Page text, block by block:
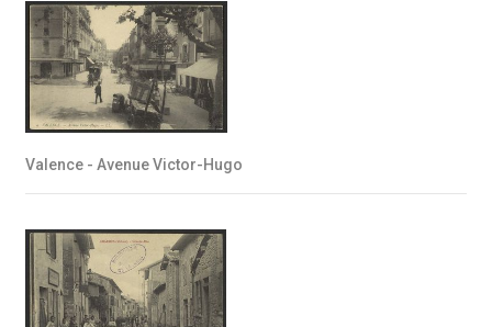
Valence - Avenue Victor-Hugo